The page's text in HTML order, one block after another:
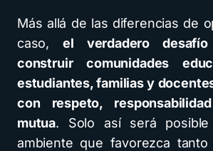
Más allá de las diferencias de
caso,el verdadero
construir comunidades
estudiantes, familias y
con respeto,
mutua. Solo así será
ambiente que favorezca tanto